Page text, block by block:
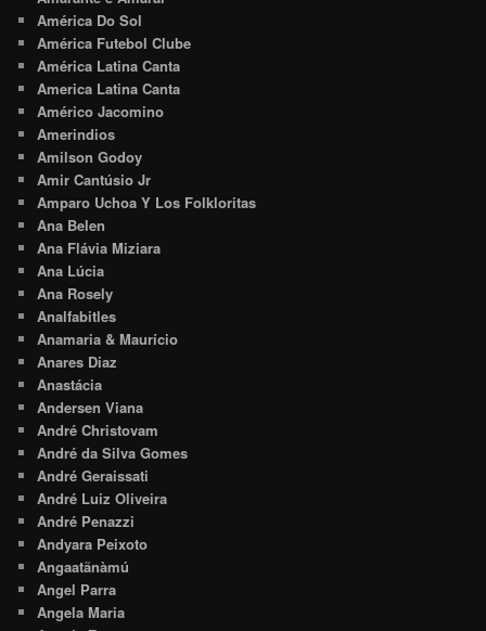
América Do Sol
América Futebol Clube
América Latina Canta
America Latina Canta
Américo Jacomino
Amerindios
Amilson Godoy
Amir Cantúsio Jr
Amparo Uchoa Y Los Folkloritas
Ana Belen
Ana Flávia Miziara
Ana Lúcia
Ana Rosely
Analfabitles
Anamaria & Maurício
Anares Diaz
Anastácia
Andersen Viana
André Christovam
André da Silva Gomes
André Geraissati
André Luiz Oliveira
André Penazzi
Andyara Peixoto
Angaatãnàmú
Angel Parra
Angela Maria